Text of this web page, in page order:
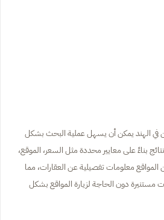
الهند يمكن أن يسهل عملية البحث بشكل
بناءً على معايير محددة مثل السعر، الموقع،
معلومات تفصيلية عن العقارات، مما
مستنيرة دون الحاجة لزيارة المواقع بشكل